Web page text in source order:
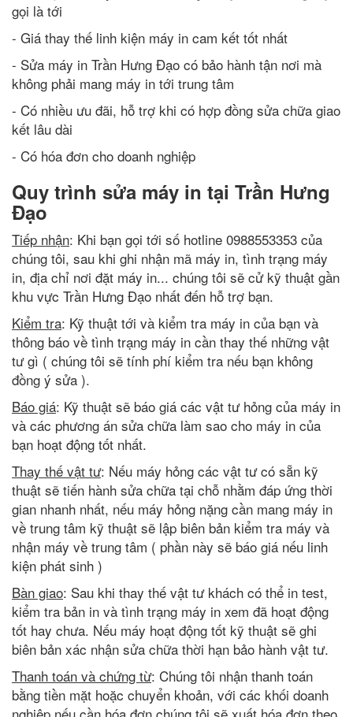
gọi là tới
- Giá thay thế linh kiện máy in cam kết tốt nhất
- Sửa máy in Trần Hưng Đạo có bảo hành tận nơi mà
không phải mang máy in tới trung tâm
- Có nhiều ưu đãi, hỗ trợ khi có hợp đồng sửa chữa giao
kết lâu dài
- Có hóa đơn cho doanh nghiệp
Quy trình sửa máy in tại Trần Hưng
Đạo
Tiếp nhận: Khi bạn gọi tới số hotline 0988553353 của
chúng tôi, sau khi ghi nhận mã máy in, tình trạng máy
in, địa chỉ nơi đặt máy in... chúng tôi sẽ cử kỹ thuật gần
khu vực Trần Hưng Đạo nhất đến hỗ trợ bạn.
Kiểm tra: Kỹ thuật tới và kiểm tra máy in của bạn và
thông báo về tình trạng máy in cần thay thế những vật
tư gì ( chúng tôi sẽ tính phí kiểm tra nếu bạn không
đồng ý sửa ).
Báo giá: Kỹ thuật sẽ báo giá các vật tư hỏng của máy in
và các phương án sửa chữa làm sao cho máy in của
bạn hoạt động tốt nhất.
Thay thế vật tư: Nếu máy hỏng các vật tư có sẵn kỹ
thuật sẽ tiến hành sửa chữa tại chỗ nhằm đáp ứng thời
gian nhanh nhất, nếu máy hỏng nặng cần mang máy in
về trung tâm kỹ thuật sẽ lập biên bản kiểm tra máy và
nhận máy về trung tâm ( phần này sẽ báo giá nếu linh
kiện phát sinh )
Bàn giao: Sau khi thay thế vật tư khách có thể in test,
kiểm tra bản in và tình trạng máy in xem đã hoạt động
tốt hay chưa. Nếu máy hoạt động tốt kỹ thuật sẽ ghi
biên bản xác nhận sửa chữa thời hạn bảo hành vật tư.
Thanh toán và chứng từ: Chúng tôi nhận thanh toán
bằng tiền mặt hoặc chuyển khoản, với các khối doanh